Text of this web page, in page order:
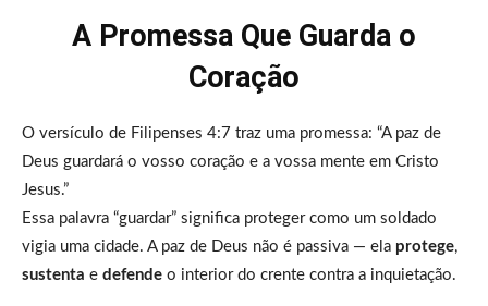
A Promessa Que Guarda o
Coração
O versículo de Filipenses 4:7 traz uma promessa: “A paz de
Deus guardará o vosso coração e a vossa mente em Cristo
Jesus.”
Essa palavra “guardar” significa proteger como um soldado
vigia uma cidade. A paz de Deus não é passiva — ela protege,
sustenta e defende o interior do crente contra a inquietação.